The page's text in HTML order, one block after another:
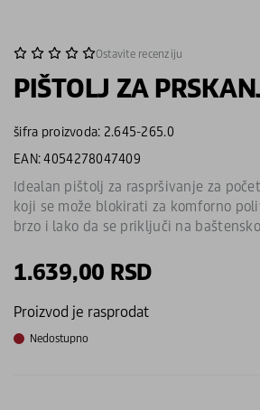
Ostavite recenziju
PIŠTOLJ ZA
šifra proizvoda: 2.645-265.0
EAN: 4054278047409
Idealan pištolj za raspršivanje za
koji se može blokirati za komforno
brzo i lako da se priključi na
1.639,00 RSD
Proizvod je rasprodat
Nedostupno